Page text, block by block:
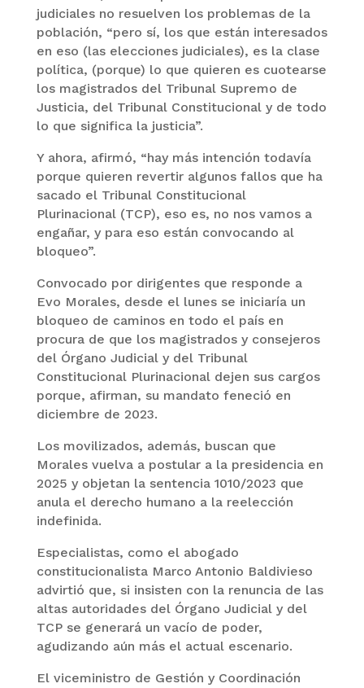
judiciales no resuelven los problemas de la
población, “pero sí, los que están interesados
en eso (las elecciones judiciales), es la clase
política, (porque) lo que quieren es cuotearse
los magistrados del Tribunal Supremo de
Justicia, del Tribunal Constitucional y de todo
lo que significa la justicia”.
Y ahora, afirmó, “hay más intención todavía
porque quieren revertir algunos fallos que ha
sacado el Tribunal Constitucional
Plurinacional (TCP), eso es, no nos vamos a
engañar, y para eso están convocando al
bloqueo”.
Convocado por dirigentes que responde a
Evo Morales, desde el lunes se iniciaría un
bloqueo de caminos en todo el país en
procura de que los magistrados y consejeros
del Órgano Judicial y del Tribunal
Constitucional Plurinacional dejen sus cargos
porque, afirman, su mandato feneció en
diciembre de 2023.
Los movilizados, además, buscan que
Morales vuelva a postular a la presidencia en
2025 y objetan la sentencia 1010/2023 que
anula el derecho humano a la reelección
indefinida.
Especialistas, como el abogado
constitucionalista Marco Antonio Baldivieso
advirtió que, si insisten con la renuncia de las
altas autoridades del Órgano Judicial y del
TCP se generará un vacío de poder,
agudizando aún más el actual escenario.
El viceministro de Gestión y Coordinación